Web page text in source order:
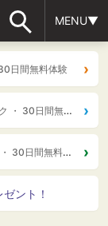
MENU▼
日間無料体験 ›
日間無料体験 ›
日間無料体験 ›
ント！